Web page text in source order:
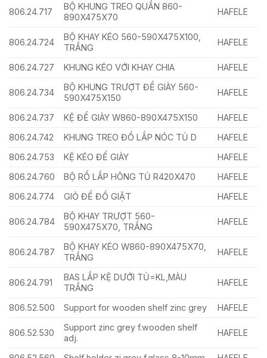
806.24.717
BỘ KHUNG TREO QUẦN 860-
890X475X70
HAFELE
806.24.724
BỘ KHAY KÉO 560-590X475X100,
TRẮNG
HAFELE
806.24.727 KHUNG KÉO VỚI KHAY CHIA HAFELE
806.24.734
BỘ KHUNG TRƯỢT ĐỂ GIÀY 560-
590X475X150
HAFELE
806.24.737 KỆ ĐỂ GIÀY W860-890X475X150
HAFELE
806.24.742
KHUNG TREO ĐỒ LẮP NÓC TỦ D
HAFELE
806.24.753
KỆ KÉO ĐỂ GIÀY
HAFELE
806.24.760
BỘ RỔ LẮP HÔNG TỦ R420X470
HAFELE
806.24.774
GIỎ ĐỂ ĐỒ GIẶT HAFELE
806.24.784
BỘ KHAY TRƯỢT 560-
590X475X70, TRẮNG
HAFELE
806.24.787
BỘ KHAY KÉO W860-890X475X70,
TRẮNG
HAFELE
806.24.791
BAS LẮP KỆ DƯỚI TỦ=KL,MÀU
TRẮNG
HAFELE
806.52.500 Support for wooden shelf zinc grey HAFELE
806.52.530
Support zinc grey f.wooden shelf
adj.
HAFELE